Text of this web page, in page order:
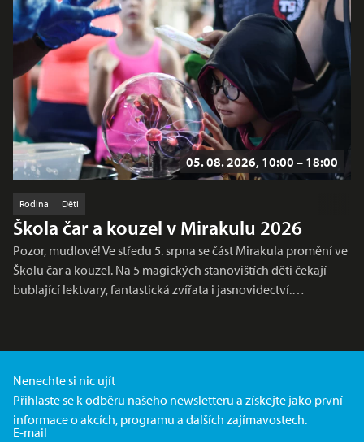
05. 08. 2026, 10:00 – 18:00
Rodina Děti
Škola čar a kouzel v Mirakulu 2026
Pozor, mudlové! Ve středu 5. srpna se část Mirakula promění ve
Školu čar a kouzel. Na 5 magických stanovištích děti čekají
bublající lektvary, fantastická zvířata i jasnovidectví.…
Nenechte si nic ujít
Přihlaste se k odběru našeho newsletteru a získejte jako první
informace o akcích, programu a dalších zajímavostech.
E-mail